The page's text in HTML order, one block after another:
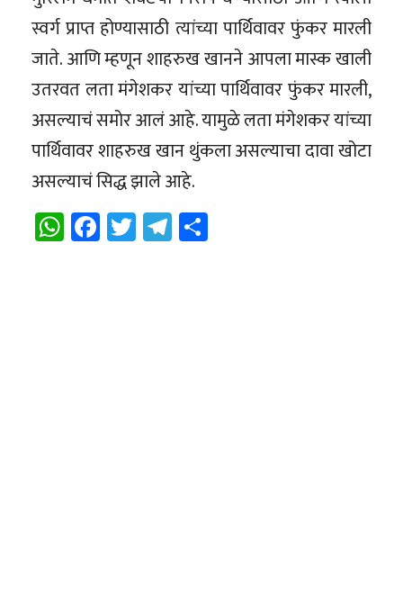
स्वर्ग प्राप्त होण्यासाठी त्यांच्या पार्थिवावर फुंकर मारली
जाते. आणि म्हणून शाहरुख खानने आपला मास्क खाली
उतरवत लता मंगेशकर यांच्या पार्थिवावर फुंकर मारली,
असल्याचं समोर आलं आहे. यामुळे लता मंगेशकर यांच्या
पार्थिवावर शाहरुख खान थुंकला असल्याचा दावा खोटा
असल्याचं सिद्ध झाले आहे.
WhatsApp
Facebook
TwitterTelegram